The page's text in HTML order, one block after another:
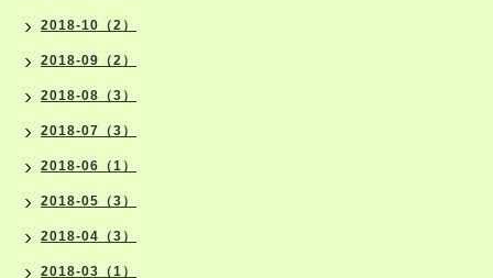
2018-10（2）
2018-09（2）
2018-08（3）
2018-07（3）
2018-06（1）
2018-05（3）
2018-04（3）
2018-03（1）